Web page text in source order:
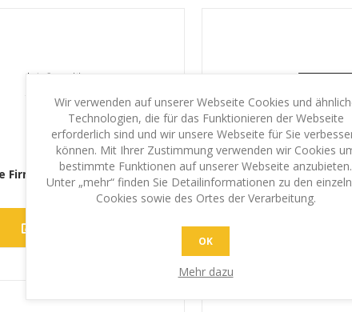
Firmenstempel 6 Zeilen Vorlage
Wir verwenden auf unserer Webseite Cookies und
Technologien, die für das Funktionieren der Webseite
erforderlich sind und wir unsere Webseite für Sie
können. Mit Ihrer Zustimmung verwenden wir Cookies
bestimmte Funktionen auf unserer Webseite anzubieten.
Unter „mehr“ finden Sie Detailinformationen zu den
Cookies sowie des Ortes der Verarbeitung.
OK
Mehr dazu